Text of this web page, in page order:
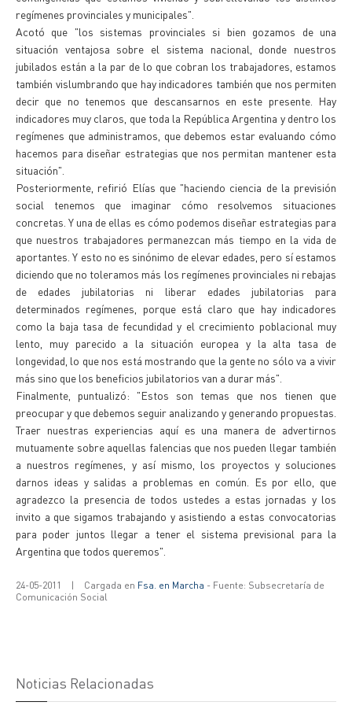
regímenes provinciales y municipales".
Acotó que "los sistemas provinciales si bien gozamos de una
situación ventajosa sobre el sistema nacional, donde nuestros
jubilados están a la par de lo que cobran los trabajadores, estamos
también vislumbrando que hay indicadores también que nos permiten
decir que no tenemos que descansarnos en este presente. Hay
indicadores muy claros, que toda la República Argentina y dentro los
regímenes que administramos, que debemos estar evaluando cómo
hacemos para diseñar estrategias que nos permitan mantener esta
situación".
Posteriormente, refirió Elías que "haciendo ciencia de la previsión
social tenemos que imaginar cómo resolvemos situaciones
concretas. Y una de ellas es cómo podemos diseñar estrategias para
que nuestros trabajadores permanezcan más tiempo en la vida de
aportantes. Y esto no es sinónimo de elevar edades, pero sí estamos
diciendo que no toleramos más los regímenes provinciales ni rebajas
de edades jubilatorias ni liberar edades jubilatorias para
determinados regímenes, porque está claro que hay indicadores
como la baja tasa de fecundidad y el crecimiento poblacional muy
lento, muy parecido a la situación europea y la alta tasa de
longevidad, lo que nos está mostrando que la gente no sólo va a vivir
más sino que los beneficios jubilatorios van a durar más".
Finalmente, puntualizó: "Estos son temas que nos tienen que
preocupar y que debemos seguir analizando y generando propuestas.
Traer nuestras experiencias aquí es una manera de advertirnos
mutuamente sobre aquellas falencias que nos pueden llegar también
a nuestros regímenes, y así mismo, los proyectos y soluciones
darnos ideas y salidas a problemas en común. Es por ello, que
agradezco la presencia de todos ustedes a estas jornadas y los
invito a que sigamos trabajando y asistiendo a estas convocatorias
para poder juntos llegar a tener el sistema previsional para la
Argentina que todos queremos".
24-05-2011 | Cargada en Fsa. en Marcha - Fuente: Subsecretaría de
Comunicación Social
Noticias Relacionadas